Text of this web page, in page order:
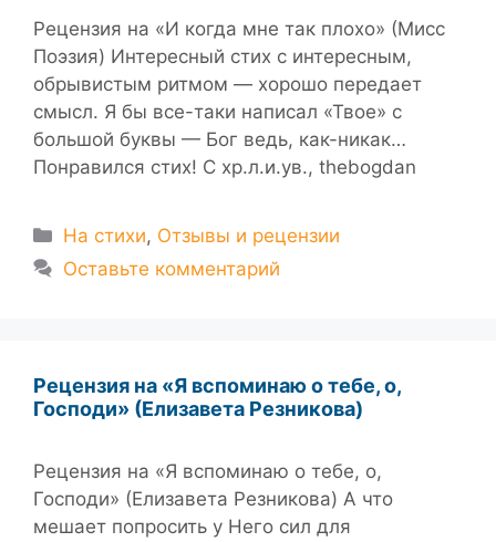
Рецензия на «И когда мне так плохо» (Мисс
Поэзия) Интересный стих с интересным,
обрывистым ритмом — хорошо передает
смысл. Я бы все-таки написал «Твое» с
большой буквы — Бог ведь, как-никак…
Понравился стих! С хр.л.и.ув., thebogdan
Рубрики
На стихи, Отзывы и рецензии
Оставьте комментарий
Рецензия на «Я вспоминаю о тебе, о,
Господи» (Елизавета Резникова)
Рецензия на «Я вспоминаю о тебе, о,
Господи» (Елизавета Резникова) А что
мешает попросить у Него сил для